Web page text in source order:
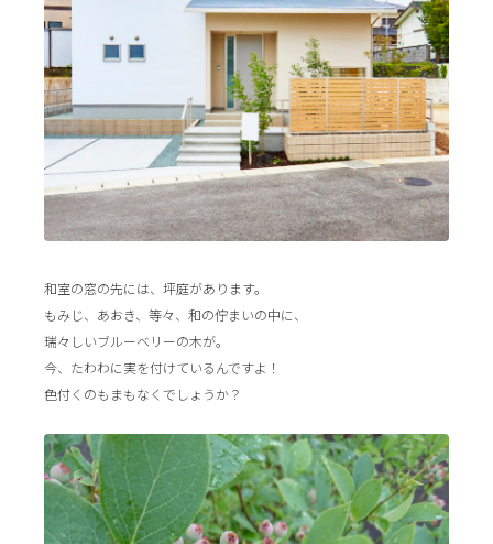
和室の窓の先には、坪庭があります。
もみじ、あおき、等々、和の佇まいの中に、
瑞々しいブルーベリーの木が。
今、たわわに実を付けているんですよ！
色付くのもまもなくでしょうか？